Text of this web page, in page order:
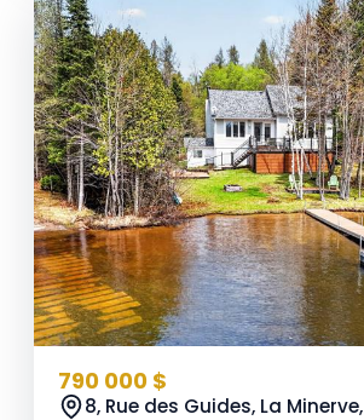
790 000 $
8, Rue des Guides, La Minerve,